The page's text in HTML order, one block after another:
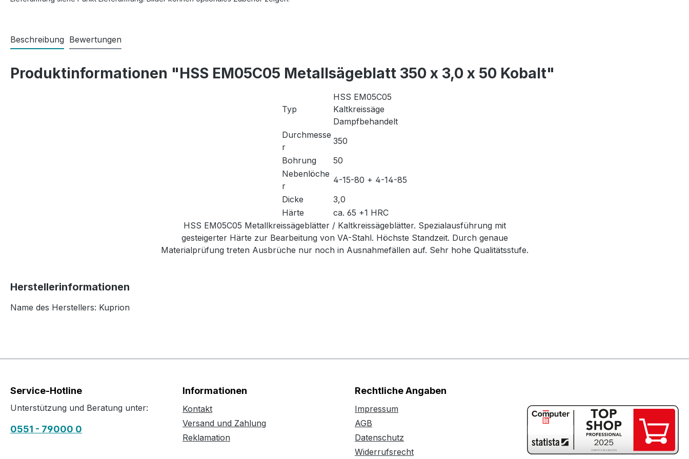
Beschreibung Bewertungen
Produktinformationen "HSS EM05C05 Metallsägeblatt 350 x 3,0 x 50 Kobalt"
Typ
HSS EM05C05
Kaltkreissäge
Dampfbehandelt
Durchmesse
r
350
Bohrung
50
Nebenlöche
r
4-15-80 + 4-14-85
Dicke
3,0
Härte
ca. 65 +1 HRC
HSS EM05C05 Metallkreissägeblätter / Kaltkreissägeblätter. Spezialausführung mit
gesteigerter Härte zur Bearbeitung von VA-Stahl. Höchste Standzeit. Durch genaue
Materialprüfung treten Ausbrüche nur noch in Ausnahmefällen auf. Sehr hohe Qualitätsstufe.
Herstellerinformationen
Name des Herstellers: Kuprion
Service-Hotline
Unterstützung und Beratung unter:
0551 - 79000 0
Informationen
Kontakt
Versand und Zahlung
Reklamation
Rechtliche Angaben
Impressum
AGB
Datenschutz
Widerrufsrecht